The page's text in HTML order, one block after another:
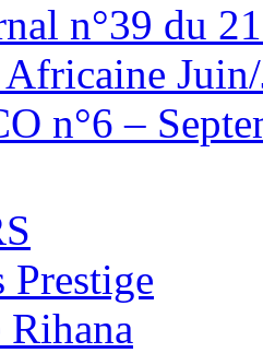
n°39 du
Africaine
n°6 –
Rihana